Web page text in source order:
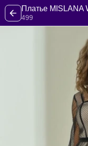
Платье MISLANA
499